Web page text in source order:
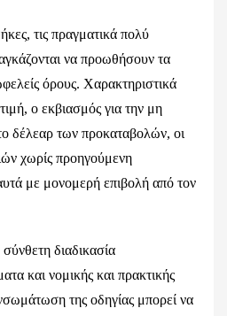
τις πραγματικά πολύ
να προωθήσουν τα
όρους. Χαρακτηριστικά
ο εκβιασμός για την μη
δέλεαρ των προκαταβολών, οι
χωρίς προηγούμενη
με μονομερή επιβολή από τον
διαδικασία
και νομικής και πρακτικής
της οδηγίας μπορεί να